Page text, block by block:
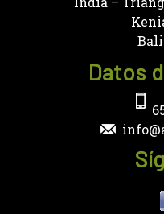
Bali
Datos